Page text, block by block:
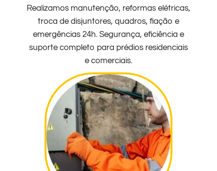
Realizamos manutenção, reformas elétricas,
troca de disjuntores, quadros, fiação e
emergências 24h. Segurança, eficiência e
suporte completo para prédios residenciais
e comerciais.